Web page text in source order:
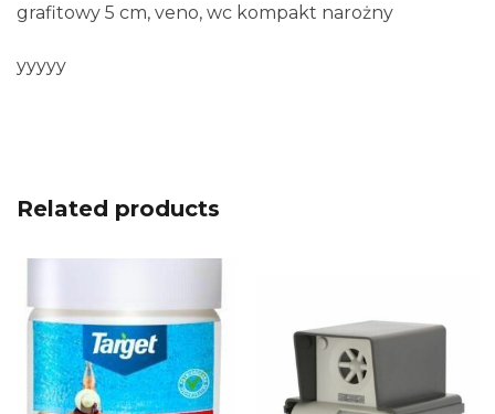
grafitowy 5 cm, veno, wc kompakt narożny
yyyyy
Related products